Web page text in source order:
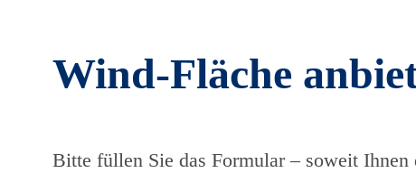
Wind-Fläche
Bitte füllen Sie das Formular – soweit